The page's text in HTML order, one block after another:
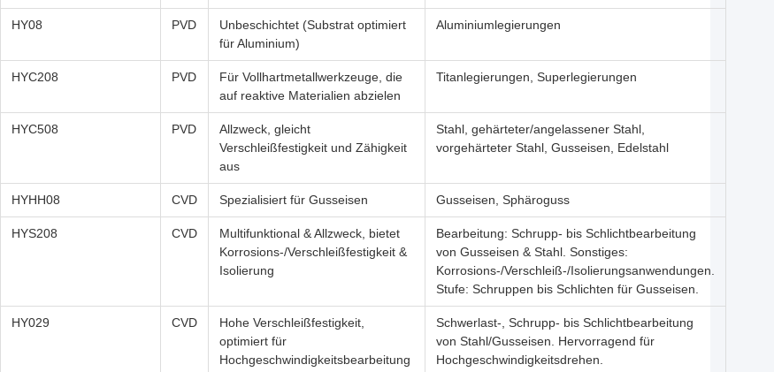
HY08 PVD
Unbeschichtet (Substrat optimiert
für Aluminium)
Aluminiumlegierungen
HYC208 PVD
Für Vollhartmetallwerkzeuge, die
auf reaktive Materialien abzielen
Titanlegierungen, Superlegierungen
HYC508 PVD
Allzweck, gleicht
Verschleißfestigkeit und Zähigkeit
aus
Stahl, gehärteter/angelassener Stahl,
vorgehärteter Stahl, Gusseisen, Edelstahl
HYHH08 CVD Spezialisiert für Gusseisen Gusseisen, Sphäroguss
HYS208 CVD
Multifunktional & Allzweck, bietet
Korrosions-/Verschleißfestigkeit &
Isolierung
Bearbeitung: Schrupp- bis Schlichtbearbeitung
von Gusseisen & Stahl. Sonstiges:
Korrosions-/Verschleiß-/Isolierungsanwendungen.
Stufe: Schruppen bis Schlichten für Gusseisen.
HY029 CVD
Hohe Verschleißfestigkeit,
optimiert für
Hochgeschwindigkeitsbearbeitung
Schwerlast-, Schrupp- bis Schlichtbearbeitung
von Stahl/Gusseisen. Hervorragend für
Hochgeschwindigkeitsdrehen.